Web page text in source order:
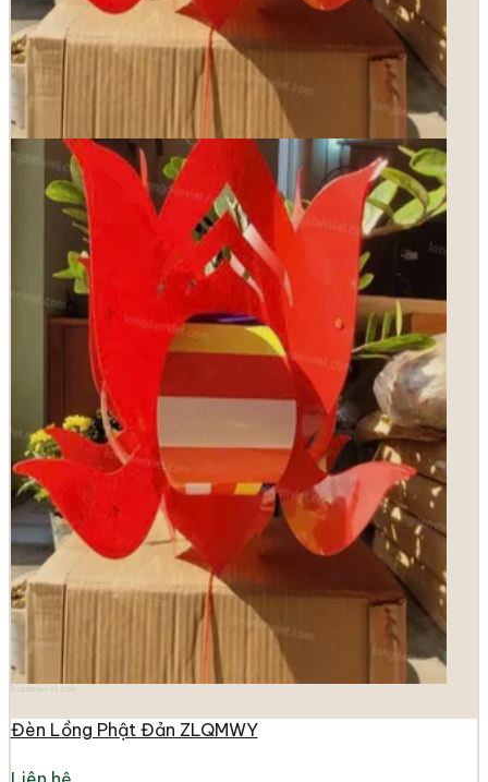
Đèn Lồng Phật Đản ZLQMWY